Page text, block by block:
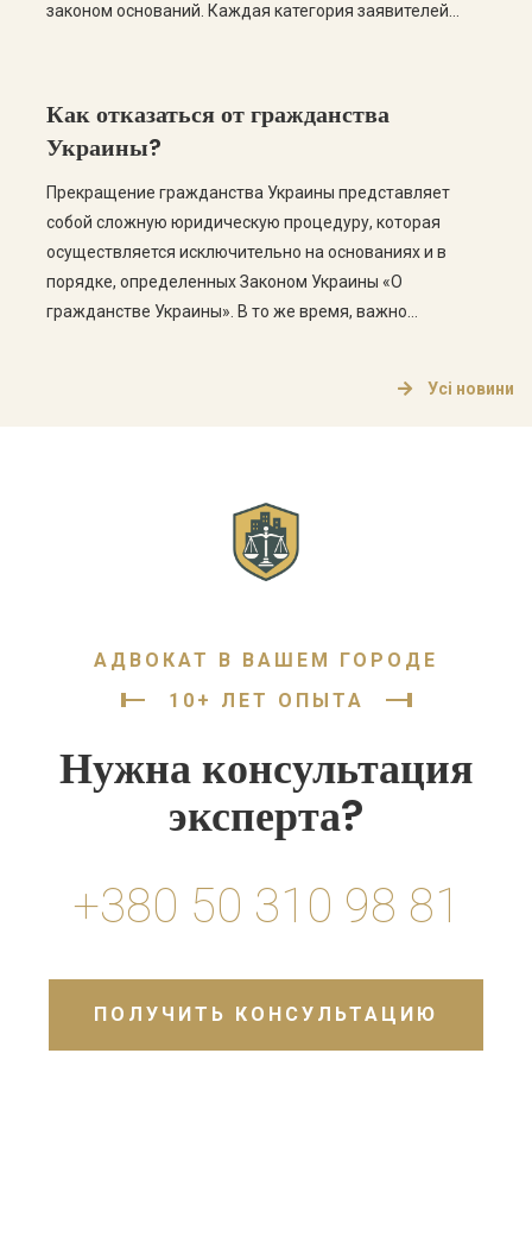
законом оснований. Каждая категория заявителей
процедуры, ведь от этого зависит успешность
рассмотрения […]
Как отказаться от гражданства
Украины?
Прекращение гражданства Украины представляет
собой сложную юридическую процедуру, которая
осуществляется исключительно на основаниях и в
порядке, определенных Законом Украины «О
гражданстве Украины». В то же время, важно
этого необходимо соответствовать установленным
Усі новини
АДВОКАТ В ВАШЕМ ГОРОДЕ
10+ ЛЕТ ОПЫТА
Нужна консультация
эксперта?
+380 50 310 98 81
ПОЛУЧИТЬ КОНСУЛЬТАЦИЮ